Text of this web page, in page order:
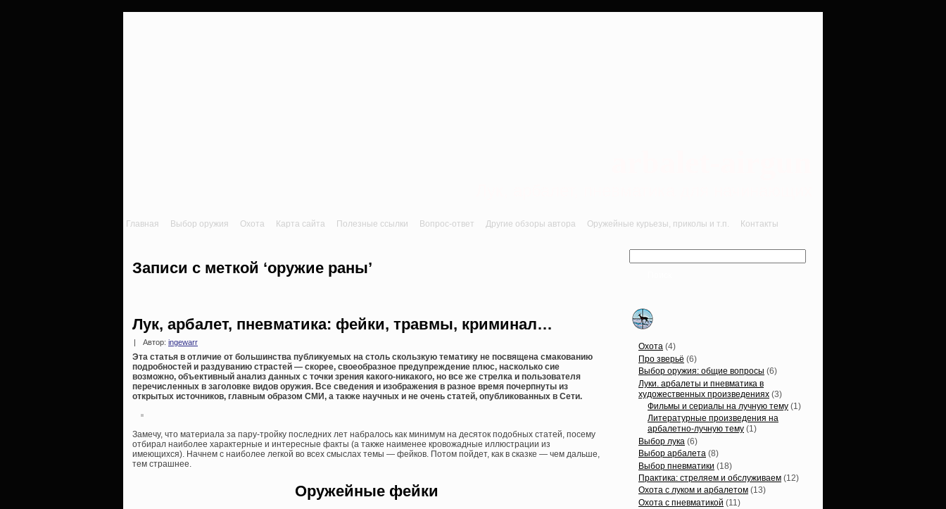
Главная Выбор оружия Охота Карта сайта Полезные ссылки Вопрос-ответ Другие обзоры автора Оружейные курьезы, приколы и т.п. Контакты
Записи с меткой ‘оружие раны’
Лук, арбалет, пневматика: фейки, травмы, криминал…
Автор: ingewarr
Эта статья в отличие от большинства публикуемых на столь скользкую тематику не посвящена смакованию
подробностей и раздуванию страстей — скорее, своеобразное предупреждение плюс, насколько сие
возможно, объективный анализ данных с точки зрения какого-никакого, но все же стрелка и пользователя
перечисленных в заголовке видов оружия. Все сведения и изображения в разное время почерпнуты из
открытых источников, главным образом СМИ, а также научных и не очень статей, опубликованных в Сети.
Замечу, что материала за пару-тройку последних лет набралось как минимум на десяток подобных статей, посему
отбирал наиболее характерные и интересные факты (а также наименее кровожадные иллюстрации из
имеющихся). Начнем с наиболее легкой во всех смыслах темы — фейков. Потом пойдет, как в сказке — чем дальше,
тем страшнее.
Оружейные фейки
Охота (4)
Про зверьё (6)
Выбор оружия: общие вопросы (6)
Луки. арбалеты и пневматика в
художественных произведениях (3)
Фильмы и сериалы на лучную тему (1)
Литературные произведения на
арбалетно-лучную тему (1)
Выбор лука (6)
Выбор арбалета (8)
Выбор пневматики (18)
Практика: стреляем и обслуживаем (12)
Охота с луком и арбалетом (13)
Охота с пневматикой (11)